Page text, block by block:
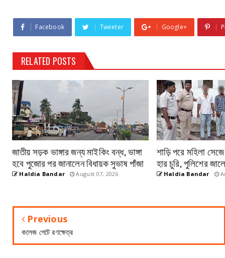
Facebook Tweeter Google+
RELATED POSTS
জাতীয় সড়ক ভাঙ্গার জন্য মাইকিং বন্ধ, ভাঙ্গা
হবে পুজোর পর জানালেন বিধায়ক সুভাষ পাঁজা
Haldia Bandar August 07, 2026
শাড়ি পরে মহিলা
হার চুরি, পুলিশের
Haldia Bandar
Previous
কলেজ গেটে রণক্ষেত্র